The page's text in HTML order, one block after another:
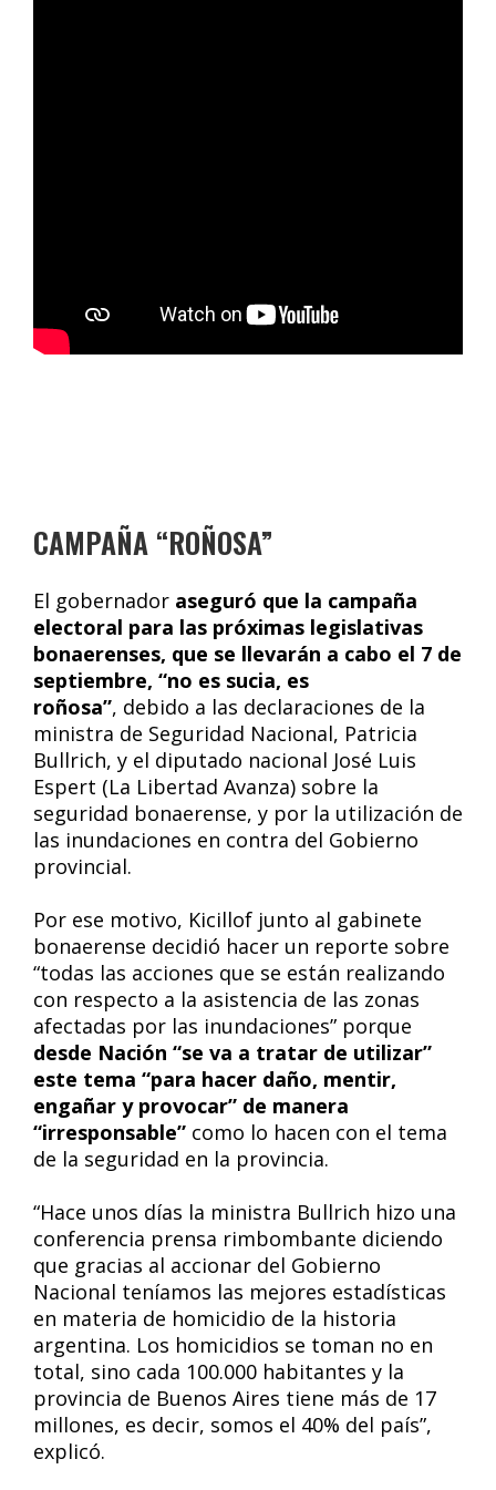
CAMPAÑA “ROÑOSA”
El gobernador aseguró que la campaña
electoral para las próximas legislativas
bonaerenses, que se llevarán a cabo el 7 de
septiembre, “no es sucia, es
roñosa”, debido a las declaraciones de la
ministra de Seguridad Nacional, Patricia
Bullrich, y el diputado nacional José Luis
Espert (La Libertad Avanza) sobre la
seguridad bonaerense, y por la utilización de
las inundaciones en contra del Gobierno
provincial.
Por ese motivo, Kicillof junto al gabinete
bonaerense decidió hacer un reporte sobre
“todas las acciones que se están realizando
con respecto a la asistencia de las zonas
afectadas por las inundaciones” porque
desde Nación “se va a tratar de utilizar”
este tema “para hacer daño, mentir,
engañar y provocar” de manera
“irresponsable” como lo hacen con el tema
de la seguridad en la provincia.
“Hace unos días la ministra Bullrich hizo una
conferencia prensa rimbombante diciendo
que gracias al accionar del Gobierno
Nacional teníamos las mejores estadísticas
en materia de homicidio de la historia
argentina. Los homicidios se toman no en
total, sino cada 100.000 habitantes y la
provincia de Buenos Aires tiene más de 17
millones, es decir, somos el 40% del país”,
explicó.